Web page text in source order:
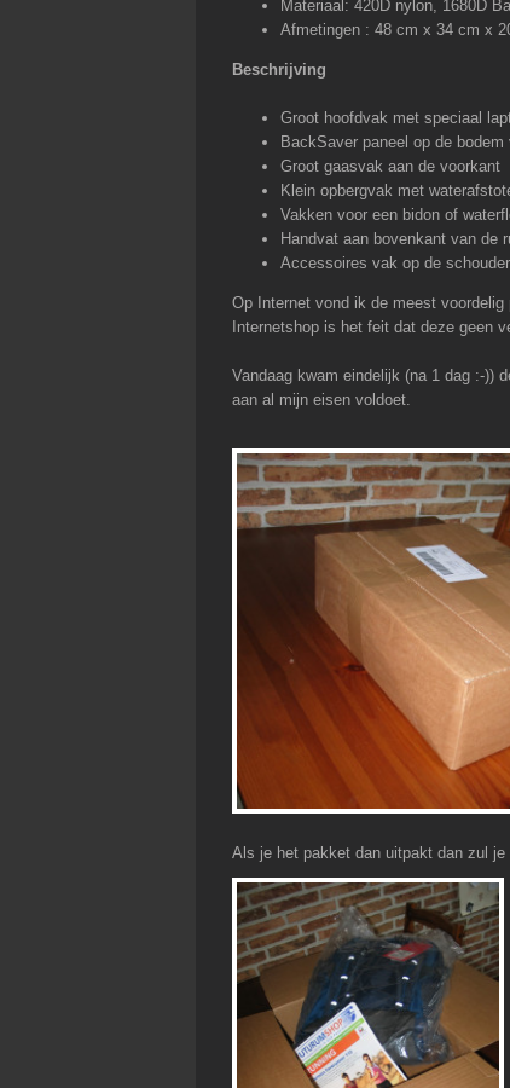
Materiaal: 420D nylon, 1680D
Afmetingen : 48 cm x 34 cm x
Beschrijving
Groot hoofdvak met speciaal
BackSaver paneel op de
Groot gaasvak aan de voorkant
Klein opbergvak met
Vakken voor een bidon of
Handvat aan bovenkant van de
Accessoires vak op de
Op Internet vond ik de meest
Internetshop is het feit dat deze geen
Vandaag kwam eindelijk (na 1 dag :-))
aan al mijn eisen voldoet.
Als je het pakket dan uitpakt dan zul je